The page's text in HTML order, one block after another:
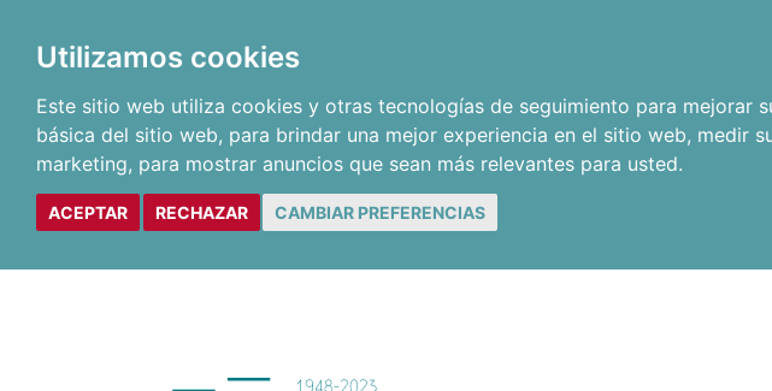
Utilizamos cookies
Este sitio web utiliza cookies y otras tecnologías de seguimiento para mejorar
básica del sitio web, para brindar una mejor experiencia en el sitio web, medir
marketing, para mostrar anuncios que sean más relevantes para usted.
ACEPTAR RECHAZAR CAMBIAR PREFERENCIAS